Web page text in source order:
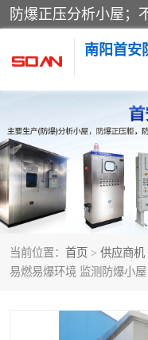
南阳首安
当前位置： 首页 > 供应商机
易燃易爆环境 监测防爆小屋
防爆小屋
防爆空调
防爆控制箱
防爆操作柱